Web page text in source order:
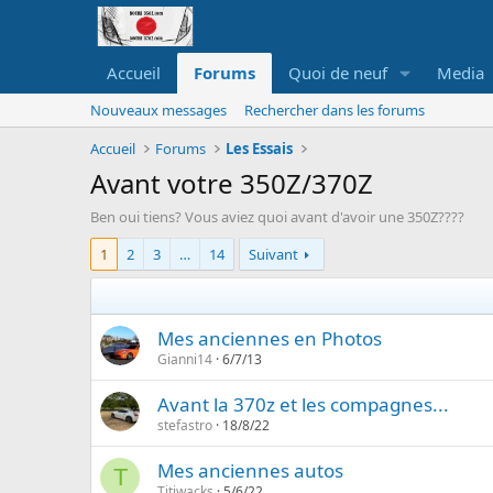
Accueil Forums Quoi de neuf Media
Nouveaux messages
Rechercher dans les forums
Accueil
Forums Les Essais
Avant votre 350Z/370Z
Ben oui tiens? Vous aviez quoi avant d'avoir une 350Z????
1
2 3 … 14 Suivant
Mes anciennes en Photos
Gianni14 6/7/13
Avant la 370z et les compagnes...
stefastro 18/8/22
T Mes anciennes autos